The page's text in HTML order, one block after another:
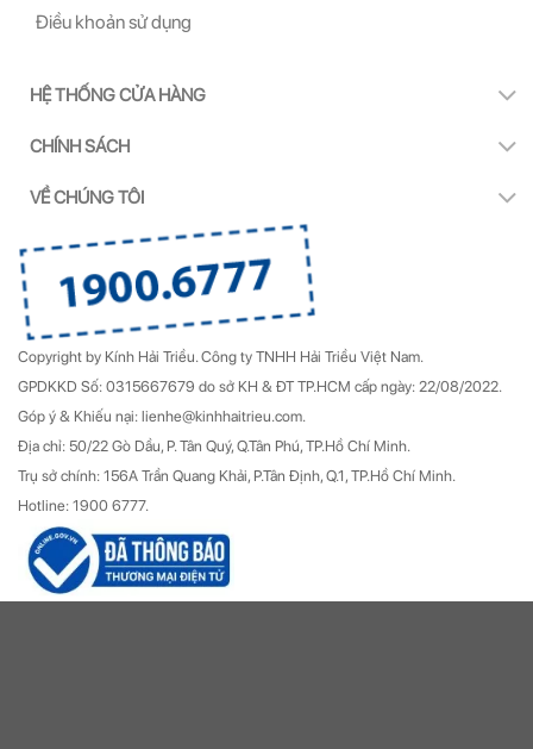
Điều khoản sử dụng
HỆ THỐNG CỬA HÀNG
CHÍNH SÁCH
VỀ CHÚNG TÔI
Copyright by Kính Hải Triều.Công ty TNHH Hải Triều Việt Nam.
GPDKKD Số: 0315667679 do sở KH & ĐT TP.HCM cấp ngày: 22/08/2022.
Góp ý & Khiếu nại: lienhe@kinhhaitrieu.com.
Địa chỉ: 50/22 Gò Dầu, P. Tân Quý, Q.Tân Phú, TP.Hồ Chí Minh.
Trụ sở chính: 156A Trần Quang Khải, P.Tân Định, Q.1, TP.Hồ Chí Minh.
Hotline: 1900 6777.